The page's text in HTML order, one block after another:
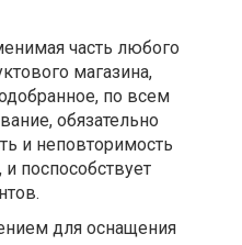
часть любого
магазина,
по всем
обязательно
и неповторимость
поспособствует
для оснащения